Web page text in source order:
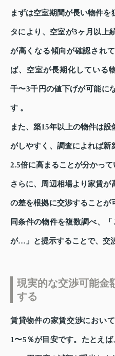
まずは空室期間が長い物件
タにより、空室が3ヶ月以上
が高くなる傾向が確認され
ば、空室が長期化している
千〜3千円の値下げが可能に
す 。
また、築15年以上の物件は
がしやすく、調査によれば新
2.5倍に高まることが分かって
さらに、周辺相場より家賃
の差を根拠に交渉することが
同条件の物件を複数調べ、
が…」と提示することで、交
現実的な交渉可能金
する
賃貸物件の家賃交渉におい
1〜5％が目安です。たとえ